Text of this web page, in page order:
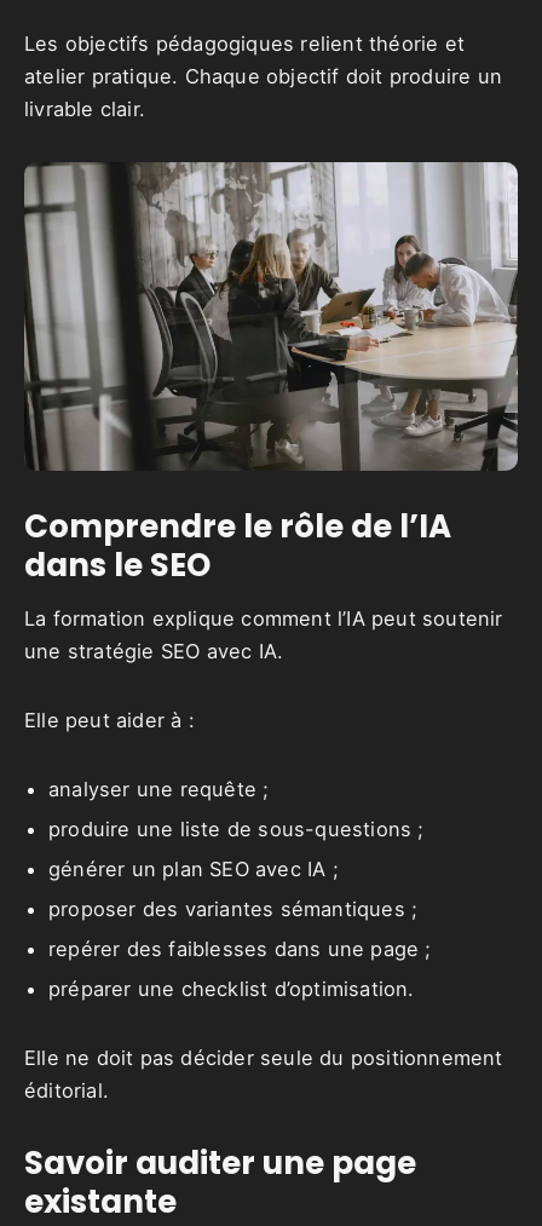
Les objectifs pédagogiques relient théorie et
atelier pratique. Chaque objectif doit produire un
livrable clair.
Comprendre le rôle de l’IA
dans le SEO
La formation explique comment l’IA peut soutenir
une stratégie SEO avec IA.
Elle peut aider à :
analyser une requête ;
produire une liste de sous-questions ;
générer un plan SEO avec IA ;
proposer des variantes sémantiques ;
repérer des faiblesses dans une page ;
préparer une checklist d’optimisation.
Elle ne doit pas décider seule du positionnement
éditorial.
Savoir auditer une page
existante